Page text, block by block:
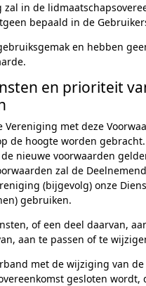
in de
bepaald in de
en hebben
en prioriteit
met deze
de hoogte worden
nieuwe voorwaarden
zal de
(bijgevolg) onze
gebruiken.
of een deel daarvan,
aan te passen of te
met de wijziging van de
gesloten wordt,